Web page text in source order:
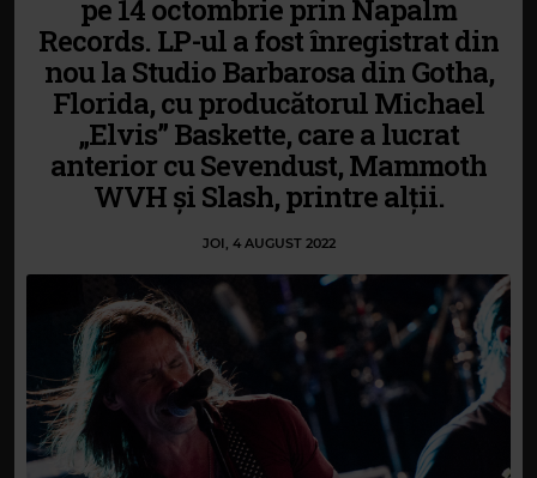
pe 14 octombrie prin Napalm
Records. LP-ul a fost înregistrat din
nou la Studio Barbarosa din Gotha,
Florida, cu producătorul Michael
„Elvis” Baskette, care a lucrat
anterior cu Sevendust, Mammoth
WVH și Slash, printre alții.
JOI, 4 AUGUST 2022